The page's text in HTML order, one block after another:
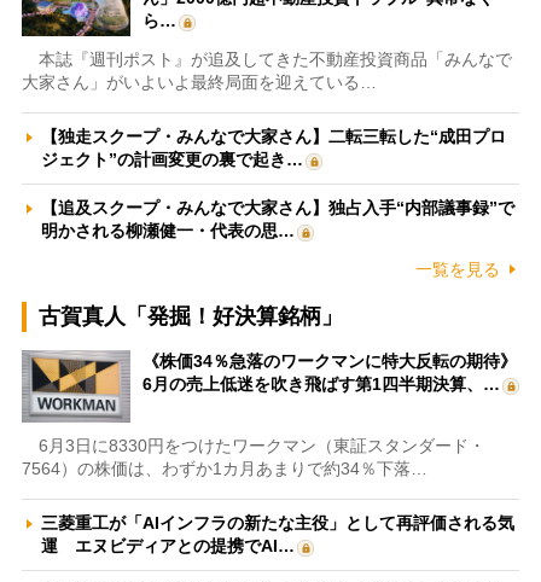
ら…
本誌『週刊ポスト』が追及してきた不動産投資商品「みんなで
大家さん」がいよいよ最終局面を迎えている…
【独走スクープ・みんなで大家さん】二転三転した“成田プロ
ジェクト”の計画変更の裏で起き…
【追及スクープ・みんなで大家さん】独占入手“内部議事録”で
明かされる柳瀬健一・代表の思…
一覧を見る
古賀真人「発掘！好決算銘柄」
《株価34％急落のワークマンに特大反転の期待》
6月の売上低迷を吹き飛ばす第1四半期決算、…
6月3日に8330円をつけたワークマン（東証スタンダード・
7564）の株価は、わずか1カ月あまりで約34％下落…
三菱重工が「AIインフラの新たな主役」として再評価される気
運 エヌビディアとの提携でAI…